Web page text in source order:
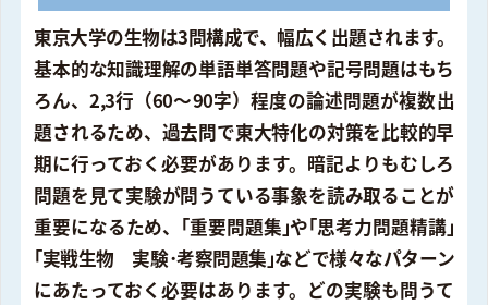
東京大学の生物は3問構成で、幅広く出題されます。
基本的な知識理解の単語単答問題や記号問題はもち
ろん、2,3行（60〜90字）程度の論述問題が複数出
題されるため、過去問で東大特化の対策を比較的早
期に行っておく必要があります。暗記よりもむしろ
問題を見て実験が問うている事象を読み取ることが
重要になるため、｢重要問題集｣や｢思考力問題精講｣
｢実戦生物 実験･考察問題集｣などで様々なパターン
にあたっておく必要はあります。どの実験も問うて